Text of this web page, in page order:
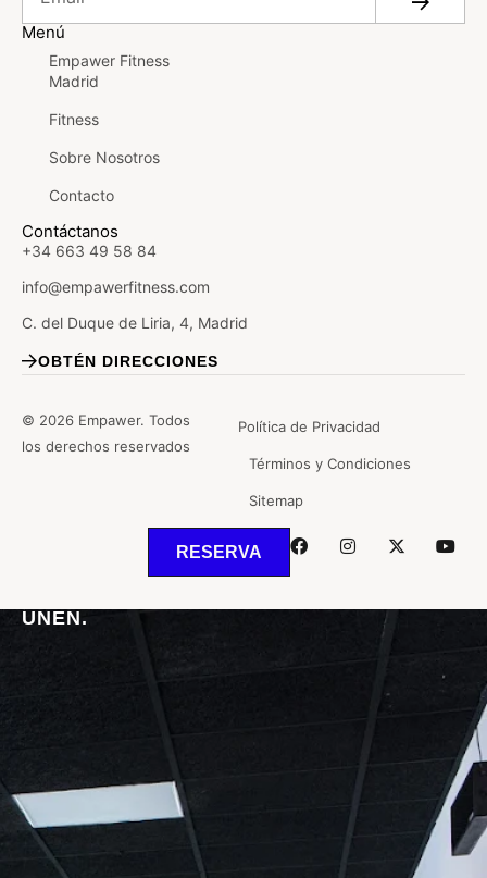
Menú
Empawer Fitness
Madrid
Fitness
Sobre Nosotros
Contacto
Contáctanos
+34 663 49 58 84
info@empawerfitness.com
C. del Duque de Liria, 4, Madrid
OBTÉN DIRECCIONES
© 2026 Empawer. Todos
los derechos reservados
Política de Privacidad
Términos y Condiciones
Sitemap
RESERVA
UNEN.